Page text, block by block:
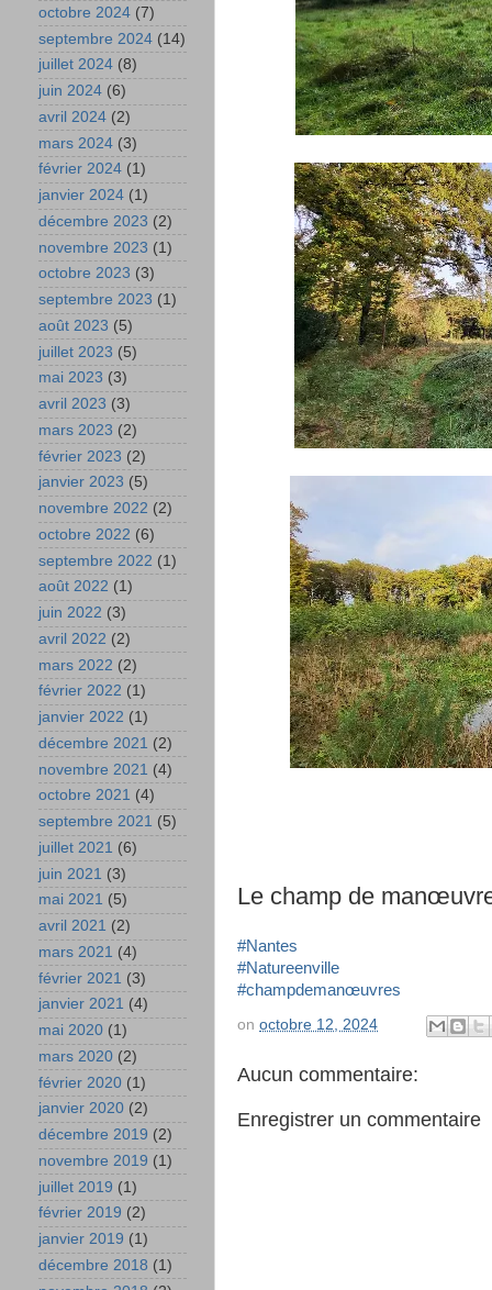
Le champ de
#Nantes
#Natureenville
#champdemanœuvres
on octobre 12, 2024
Aucun commentaire:
Enregistrer un commentaire
octobre 2024 (7)
septembre 2024 (14)
juillet 2024 (8)
juin 2024 (6)
avril 2024 (2)
mars 2024 (3)
février 2024 (1)
janvier 2024 (1)
décembre 2023 (2)
novembre 2023 (1)
octobre 2023 (3)
septembre 2023 (1)
août 2023 (5)
juillet 2023 (5)
mai 2023 (3)
avril 2023 (3)
mars 2023 (2)
février 2023 (2)
janvier 2023 (5)
novembre 2022 (2)
octobre 2022 (6)
septembre 2022 (1)
août 2022 (1)
juin 2022 (3)
avril 2022 (2)
mars 2022 (2)
février 2022 (1)
janvier 2022 (1)
décembre 2021 (2)
novembre 2021 (4)
octobre 2021 (4)
septembre 2021 (5)
juillet 2021 (6)
juin 2021 (3)
mai 2021 (5)
avril 2021 (2)
mars 2021 (4)
février 2021 (3)
janvier 2021 (4)
mai 2020 (1)
mars 2020 (2)
février 2020 (1)
janvier 2020 (2)
décembre 2019 (2)
novembre 2019 (1)
juillet 2019 (1)
février 2019 (2)
janvier 2019 (1)
décembre 2018 (1)